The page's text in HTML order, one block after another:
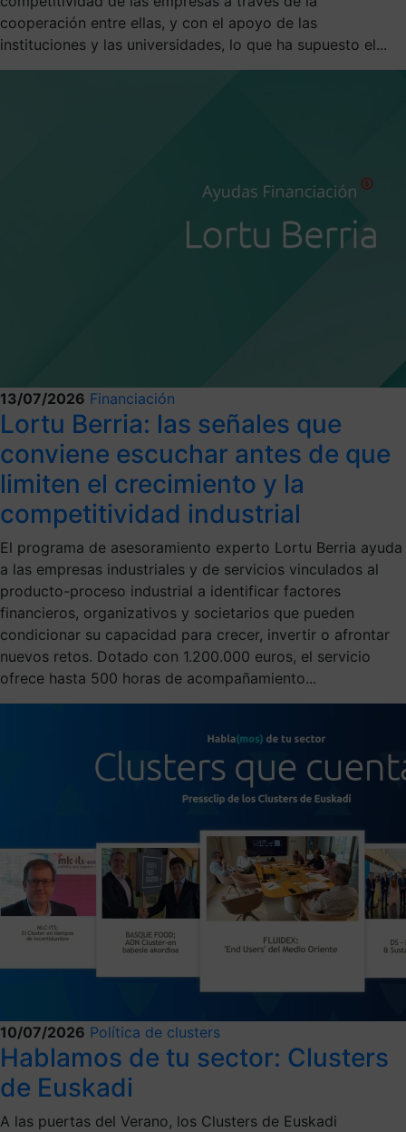
cooperación entre ellas, y con el apoyo de las
instituciones y las universidades, lo que ha supuesto el...
13/07/2026 Financiación
Lortu Berria: las señales que
conviene escuchar antes de que
limiten el crecimiento y la
competitividad industrial
El programa de asesoramiento experto Lortu Berria ayuda
a las empresas industriales y de servicios vinculados al
producto-proceso industrial a identificar factores
financieros, organizativos y societarios que pueden
condicionar su capacidad para crecer, invertir o afrontar
nuevos retos. Dotado con 1.200.000 euros, el servicio
ofrece hasta 500 horas de acompañamiento...
10/07/2026 Política de clusters
Hablamos de tu sector: Clusters
de Euskadi
A las puertas del Verano, los Clusters de Euskadi